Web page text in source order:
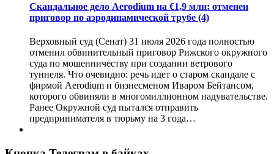
Скандальное дело Aerodium на €1,9 млн: отменен
приговор по аэродинамической трубе (4)
Верховный суд (Сенат) 31 июля 2026 года полностью
отменил обвинительный приговор Рижского окружного
суда по мошенничеству при создании ветрового
туннеля. Что очевидно: речь идет о старом скандале с
фирмой Aerodium и бизнесменом Иваром Бейтансом,
которого обвиняли в многомиллионном надувательстве.
Ранее Окружной суд пытался отправить
предпринимателя в тюрьму на 3 года…